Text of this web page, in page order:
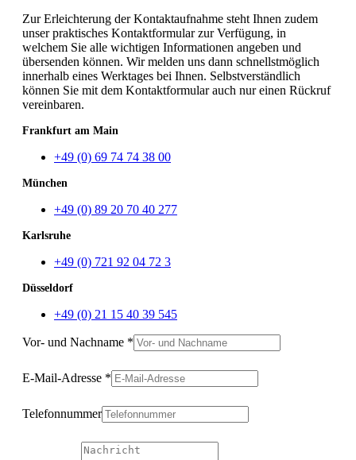
Zur Erleichterung der Kontaktaufnahme steht Ihnen zudem
unser praktisches Kontaktformular zur Verfügung, in
welchem Sie alle wichtigen Informationen angeben und
übersenden können. Wir melden uns dann schnellstmöglich
innerhalb eines Werktages bei Ihnen. Selbstverständlich
können Sie mit dem Kontaktformular auch nur einen Rückruf
vereinbaren.
Frankfurt am Main
+49 (0) 69 74 74 38 00
München
+49 (0) 89 20 70 40 277
Karlsruhe
+49 (0) 721 92 04 72 3
Düsseldorf
+49 (0) 21 15 40 39 545
Vor- und Nachname *
E-Mail-Adresse *
Telefonnummer